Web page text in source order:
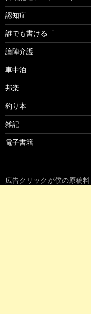
認知症
誰でも書ける「
論陣介護
車中泊
邦楽
釣り本
雑記
電子書籍
広告クリックが僕の原稿料